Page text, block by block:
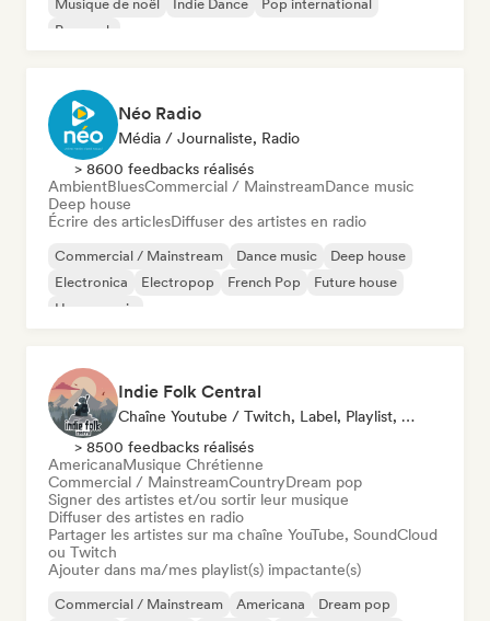
Musique de noël
Indie Dance
Pop international
Pop rock
Néo Radio
Média / Journaliste, Radio
> 8600 feedbacks réalisés
AmbientBluesCommercial / MainstreamDance music
Deep house
Écrire des articlesDiffuser des artistes en radio
Commercial / Mainstream Dance music
Deep house
Electronica
Electropop French Pop
Future house
House music
Indie Folk Central
Chaîne Youtube / Twitch, Label, Playlist, Radio
> 8500 feedbacks réalisés
AmericanaMusique Chrétienne
Commercial / MainstreamCountryDream pop
Signer des artistes et/ou sortir leur musique
Diffuser des artistes en radio
Partager les artistes sur ma chaîne YouTube, SoundCloud
ou Twitch
Ajouter dans ma/mes playlist(s) impactante(s)
Commercial / Mainstream Americana
Dream pop